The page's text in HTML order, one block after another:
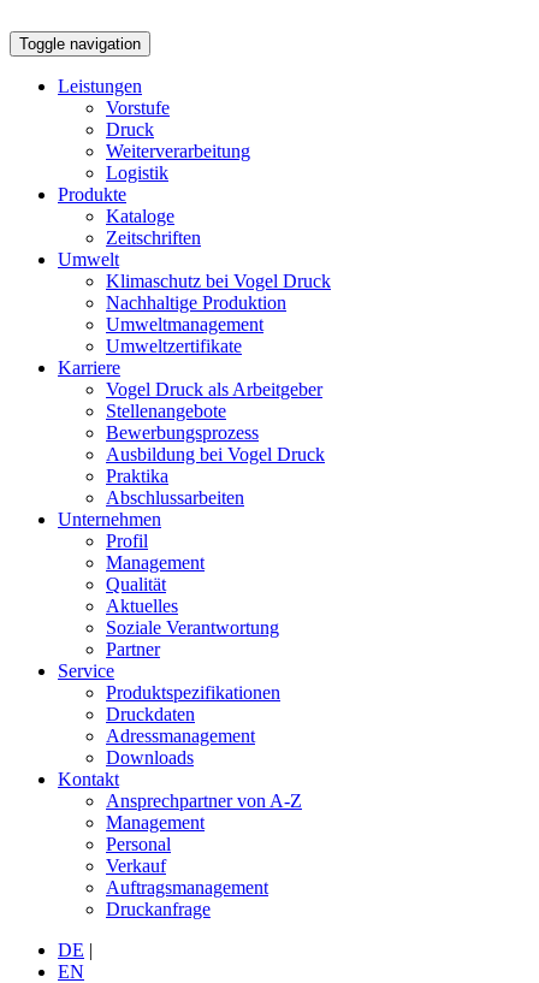
Toggle navigation
Leistungen
Vorstufe
Druck
Weiterverarbeitung
Logistik
Produkte
Kataloge
Zeitschriften
Umwelt
Klimaschutz bei Vogel Druck
Nachhaltige Produktion
Umweltmanagement
Umweltzertifikate
Karriere
Vogel Druck als Arbeitgeber
Stellenangebote
Bewerbungsprozess
Ausbildung bei Vogel Druck
Praktika
Abschlussarbeiten
Unternehmen
Profil
Management
Qualität
Aktuelles
Soziale Verantwortung
Partner
Service
Produktspezifikationen
Druckdaten
Adressmanagement
Downloads
Kontakt
Ansprechpartner von A-Z
Management
Personal
Verkauf
Auftragsmanagement
Druckanfrage
DE |
EN